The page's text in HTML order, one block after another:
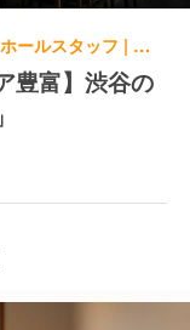
和食, うどん・そば | レストランサービス・ホールスタッフ | 雷庵
豊富】渋谷の